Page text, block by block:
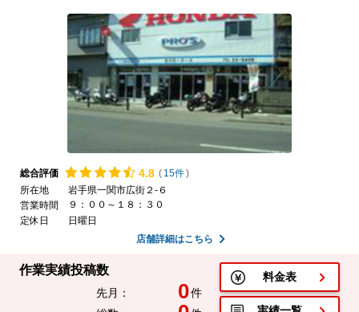
総合評価 4.8 ( 15件)
所在地
岩手県一関市広街２-６
営業時間
９：００～１８：３０
定休日
日曜日
店舗詳細はこちら
作業実績投稿数
先月： 0件
料金表